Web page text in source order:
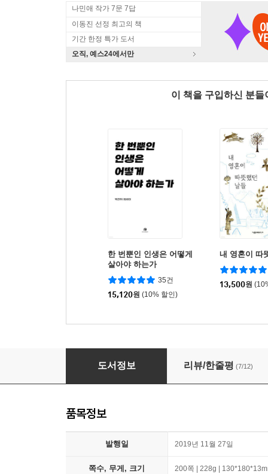
나민애 작가 7문 7답
이동진 선정 최고의 책
기간 한정 특가 도서
오직, 예스24에서만
이 책을 구입하신 분
한 번뿐인 인생은 어떻게
살아야 하는가
35건
15,120원 (10% 할인)
내 영혼이 따
13,500원
준최선의 롱런
도서정보 리뷰/한줄평 (7/12)
품목정보
발행일 2019년 11월 27일
쪽수, 무게, 크기 200쪽 | 228g |